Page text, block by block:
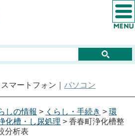
マートフォン｜ パソコン
しの情報 > くらし・手続き > 環
化槽・し尿処理 > 香春町浄化槽整
分析表